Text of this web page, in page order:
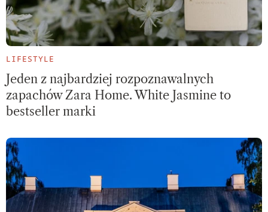
LIFESTYLE
Jeden z najbardziej rozpoznawalnych
zapachów Zara Home. White Jasmine to
bestseller marki